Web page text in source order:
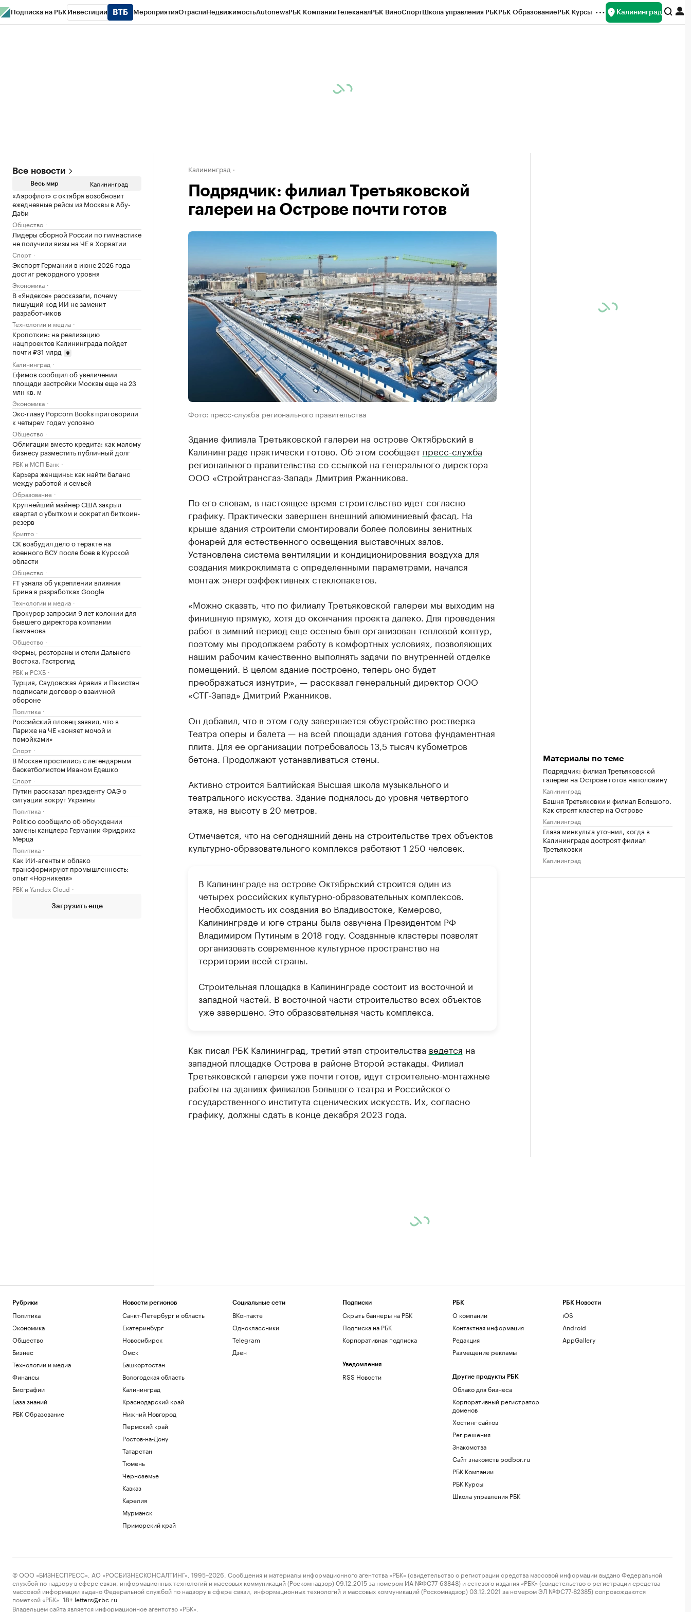
Подписка на РБК Инвестиции МероприятияОтраслиНедвижимостьAutonewsРБК КомпанииТелеканалРБК ВиноСпортШкола управления РБКРБК ОбразованиеРБК Курсы Калининград
Все новости
Весь мир Калининград
«Аэрофлот» с октября возобновит
ежедневные рейсы из Москвы в Абу-
Даби
Общество
Лидеры сборной России по гимнастике
не получили визы на ЧЕ в Хорватии
Спорт
Экспорт Германии в июне 2026 года
достиг рекордного уровня
Экономика
В «Яндексе» рассказали, почему
пишущий код ИИ не заменит
разработчиков
Технологии и медиа
Кропоткин: на реализацию
нацпроектов Калининграда пойдет
почти ₽31 млрд
Калининград
Ефимов сообщил об увеличении
площади застройки Москвы еще на 23
млн кв. м
Экономика
Экс-главу Popcorn Books приговорили
к четырем годам условно
Общество
Облигации вместо кредита: как малому
бизнесу разместить публичный долг
РБК и МСП Банк
Карьера женщины: как найти баланс
между работой и семьей
Образование
Крупнейший майнер США закрыл
квартал с убытком и сократил биткоин-
резерв
Крипто
СК возбудил дело о теракте на
военного ВСУ после боев в Курской
области
Общество
FT узнала об укреплении влияния
Брина в разработках Google
Технологии и медиа
Прокурор запросил 9 лет колонии для
бывшего директора компании
Газманова
Общество
Фермы, рестораны и отели Дальнего
Востока. Гастрогид
РБК и РСХБ
Турция, Саудовская Аравия и Пакистан
подписали договор о взаимной
обороне
Политика
Российский пловец заявил, что в
Париже на ЧЕ «воняет мочой и
помойками»
Спорт
В Москве простились с легендарным
баскетболистом Иваном Едешко
Спорт
Путин рассказал президенту ОАЭ о
ситуации вокруг Украины
Политика
Politico сообщило об обсуждении
замены канцлера Германии Фридриха
Мерца
Политика
Как ИИ-агенты и облако
трансформируют промышленность:
опыт «Норникеля»
РБК и Yandex Cloud
Загрузить еще
Калининград
Подрядчик: филиал Третьяковской
галереи на Острове почти готов
Фото: пресс-служба регионального правительства
Здание филиала Третьяковской галереи на острове Октябрьский в
Калининграде практически готово. Об этом сообщает пресс-служба
регионального правительства со ссылкой на генерального директора
ООО «Стройтрансгаз-Запад» Дмитрия Ржанникова.
По его словам, в настоящее время строительство идет согласно
графику. Практически завершен внешний алюминиевый фасад. На
крыше здания строители смонтировали более половины зенитных
фонарей для естественного освещения выставочных залов.
Установлена система вентиляции и кондиционирования воздуха для
создания микроклимата с определенными параметрами, начался
монтаж энергоэффективных стеклопакетов.
«Можно сказать, что по филиалу Третьяковской галереи мы выходим на
финишную прямую, хотя до окончания проекта далеко. Для проведения
работ в зимний период еще осенью был организован тепловой контур,
поэтому мы продолжаем работу в комфортных условиях, позволяющих
нашим рабочим качественно выполнять задачи по внутренней отделке
помещений. В целом здание построено, теперь оно будет
преображаться изнутри», — рассказал генеральный директор ООО
«СТГ-Запад» Дмитрий Ржанников.
Он добавил, что в этом году завершается обустройство ростверка
Театра оперы и балета — на всей площади здания готова фундаментная
плита. Для ее организации потребовалось 13,5 тысяч кубометров
бетона. Продолжают устанавливаться стены.
Активно строится Балтийская Высшая школа музыкального и
театрального искусства. Здание поднялось до уровня четвертого
этажа, на высоту в 20 метров.
Отмечается, что на сегодняшний день на строительстве трех объектов
культурно-образовательного комплекса работают 1 250 человек.
В Калининграде на острове Октябрьский строится один из
четырех российских культурно-образовательных комплексов.
Необходимость их создания во Владивостоке, Кемерово,
Калининграде и юге страны была озвучена Президентом РФ
Владимиром Путиным в 2018 году. Созданные кластеры позволят
организовать современное культурное пространство на
территории всей страны.
Строительная площадка в Калининграде состоит из восточной и
западной частей. В восточной части строительство всех объектов
уже завершено. Это образовательная часть комплекса.
Как писал РБК Калининград, третий этап строительства ведется на
западной площадке Острова в районе Второй эстакады. Филиал
Третьяковской галереи уже почти готов, идут строительно-монтажные
работы на зданиях филиалов Большого театра и Российского
государственного института сценических искусств. Их, согласно
графику, должны сдать в конце декабря 2023 года.
Материалы по теме
Подрядчик: филиал Третьяковской
галереи на Острове готов наполовину
Калининград
Башня Третьяковки и филиал Большого.
Как строят кластер на Острове
Калининград
Глава минкульта уточнил, когда в
Калининграде достроят филиал
Третьяковки
Калининград
Рубрики
Политика
Экономика
Общество
Бизнес
Технологии и медиа
Финансы
Биографии
База знаний
РБК Образование
Новости регионов
Санкт-Петербург и область
Екатеринбург
Новосибирск
Омск
Башкортостан
Вологодская область
Калининград
Краснодарский край
Нижний Новгород
Пермский край
Ростов-на-Дону
Татарстан
Тюмень
Черноземье
Кавказ
Карелия
Мурманск
Приморский край
Социальные сети
ВКонтакте
Одноклассники
Telegram
Дзен
Подписки
Скрыть баннеры на РБК
Подписка на РБК
Корпоративная подписка
Уведомления
RSS Новости
РБК
О компании
Контактная информация
Редакция
Размещение рекламы
Другие продукты РБК
Облако для бизнеса
Корпоративный регистратор
доменов
Хостинг сайтов
Рег.решения
Знакомства
Сайт знакомств podbor.ru
РБК Компании
РБК Курсы
Школа управления РБК
РБК Новости
iOS
Android
AppGallery
© ООО «БИЗНЕСПРЕСС», АО «РОСБИЗНЕСКОНСАЛТИНГ», 1995–2026. Сообщения и материалы информационного агентства «РБК» (свидетельство о регистрации средства массовой информации выдано Федеральной
службой по надзору в сфере связи, информационных технологий и массовых коммуникаций (Роскомнадзор) 09.12.2015 за номером ИА №ФС77-63848) и сетевого издания «РБК» (свидетельство о регистрации средства
массовой информации выдано Федеральной службой по надзору в сфере связи, информационных технологий и массовых коммуникаций (Роскомнадзор) 03.12.2021 за номером ЭЛ №ФС77-82385) сопровождаются
пометкой «РБК».
18+ letters@rbc.ru
Владельцем сайта является информационное агентство «РБК».